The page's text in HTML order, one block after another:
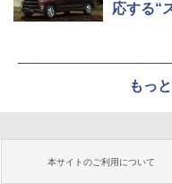
応する“
もっ
本サイトのご利用について